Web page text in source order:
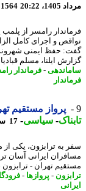
20:22
رامسر از پلمب
و اجرای کامل الزامات
حفظ ایمنی شهروندان و
ایلنا، مسلم قبادیان ...
-فرماندار رامسر
پرواز مستقیم تهران
-سیاسی-17 ساعت پیش - چهارشنبه 14 مرداد 1405، 16:35
به ترابزون، یکی از
ایرانی آسان تر از
تهران - ترابزون خبر
-پروازها- فرودگاه